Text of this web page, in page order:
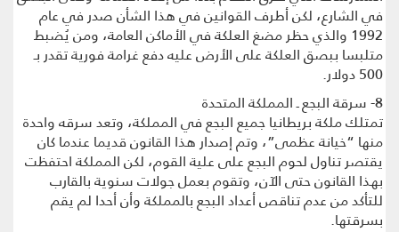
في الشارع، لكن أطرف القوانين في هذا الشأن صدر في عام
1992 والذي حظر مضغ العلكة في الأماكن العامة، ومن يُضبط
متلبسا ببصق العلكة على الأرض عليه دفع غرامة فورية تقدر بـ
500 دولار.
8- سرقة البجع ـ المملكة المتحدة
تمتلك ملكة بريطانيا جميع البجع في المملكة، وتعد سرقه واحدة
منها “خيانة عظمى”، وتم إصدار هذا القانون قديما عندما كان
يقتصر تناول لحوم البجع على علية القوم، لكن المملكة احتفظت
بهذا القانون حتى الآن، وتقوم بعمل جولات سنوية بالقارب
للتأكد من عدم تناقص أعداد البجع بالمملكة وأن أحدا لم يقم
بسرقتها.